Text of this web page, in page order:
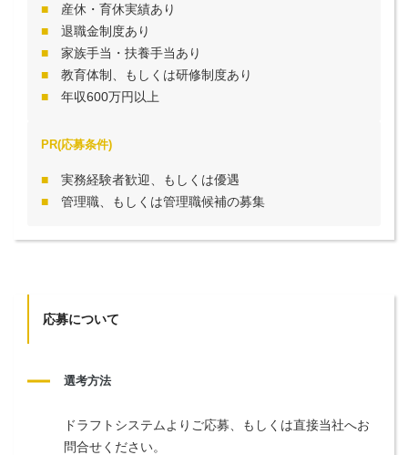
産休・育休実績あり
退職金制度あり
家族手当・扶養手当あり
教育体制、もしくは研修制度あり
年収600万円以上
PR(応募条件)
実務経験者歓迎、もしくは優遇
管理職、もしくは管理職候補の募集
応募について
選考方法
ドラフトシステムよりご応募、もしくは直接当社へお
問合せください。